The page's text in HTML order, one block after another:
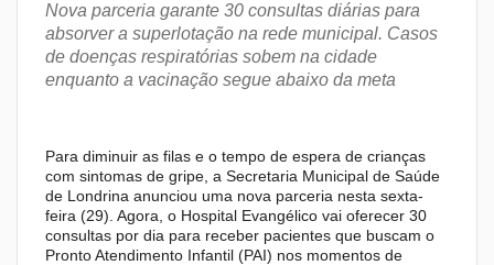
Nova parceria garante 30 consultas diárias para
absorver a superlotação na rede municipal. Casos
de doenças respiratórias sobem na cidade
enquanto a vacinação segue abaixo da meta
Para diminuir as filas e o tempo de espera de crianças
com sintomas de gripe, a Secretaria Municipal de Saúde
de Londrina anunciou uma nova parceria nesta sexta-
feira (29). Agora, o Hospital Evangélico vai oferecer 30
consultas por dia para receber pacientes que buscam o
Pronto Atendimento Infantil (PAI) nos momentos de